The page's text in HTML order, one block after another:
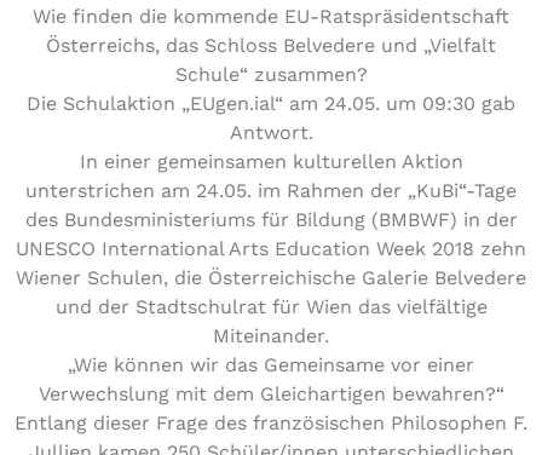
Wie finden die kommende EU-Ratspräsidentschaft
Österreichs, das Schloss Belvedere und „Vielfalt
Schule“ zusammen?
Die Schulaktion „EUgen.ial“ am 24.05. um 09:30 gab
Antwort.
In einer gemeinsamen kulturellen Aktion
unterstrichen am 24.05. im Rahmen der „KuBi“-Tage
des Bundesministeriums für Bildung (BMBWF) in der
UNESCO International Arts Education Week 2018 zehn
Wiener Schulen, die Österreichische Galerie Belvedere
und der Stadtschulrat für Wien das vielfältige
Miteinander.
„Wie können wir das Gemeinsame vor einer
Verwechslung mit dem Gleichartigen bewahren?“
Entlang dieser Frage des französischen Philosophen F.